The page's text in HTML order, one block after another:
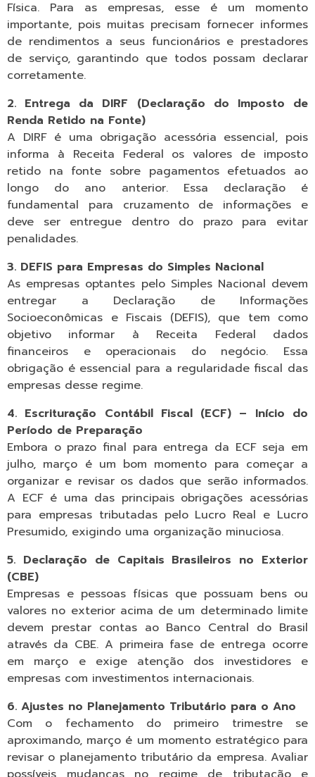
Física. Para as empresas, esse é um momento
importante, pois muitas precisam fornecer informes
de rendimentos a seus funcionários e prestadores
de serviço, garantindo que todos possam declarar
corretamente.
2. Entrega da DIRF (Declaração do Imposto de
Renda Retido na Fonte)
A DIRF é uma obrigação acessória essencial, pois
informa à Receita Federal os valores de imposto
retido na fonte sobre pagamentos efetuados ao
longo do ano anterior. Essa declaração é
fundamental para cruzamento de informações e
deve ser entregue dentro do prazo para evitar
penalidades.
3. DEFIS para Empresas do Simples Nacional
As empresas optantes pelo Simples Nacional devem
entregar a Declaração de Informações
Socioeconômicas e Fiscais (DEFIS), que tem como
objetivo informar à Receita Federal dados
financeiros e operacionais do negócio. Essa
obrigação é essencial para a regularidade fiscal das
empresas desse regime.
4. Escrituração Contábil Fiscal (ECF) – Início do
Período de Preparação
Embora o prazo final para entrega da ECF seja em
julho, março é um bom momento para começar a
organizar e revisar os dados que serão informados.
A ECF é uma das principais obrigações acessórias
para empresas tributadas pelo Lucro Real e Lucro
Presumido, exigindo uma organização minuciosa.
5. Declaração de Capitais Brasileiros no Exterior
(CBE)
Empresas e pessoas físicas que possuam bens ou
valores no exterior acima de um determinado limite
devem prestar contas ao Banco Central do Brasil
através da CBE. A primeira fase de entrega ocorre
em março e exige atenção dos investidores e
empresas com investimentos internacionais.
6. Ajustes no Planejamento Tributário para o Ano
Com o fechamento do primeiro trimestre se
aproximando, março é um momento estratégico para
revisar o planejamento tributário da empresa. Avaliar